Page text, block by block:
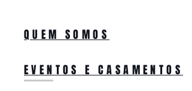
QUEM SOMOS
EVENTOS E CASAMENTOS